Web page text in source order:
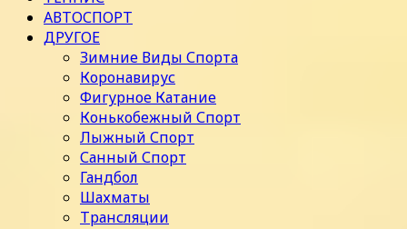
АВТОСПОРТ
ДРУГОЕ
Зимние Виды Спорта
Коронавирус
Фигурное Катание
Конькобежный Спорт
Лыжный Спорт
Санный Спорт
Гандбол
Шахматы
Трансляции